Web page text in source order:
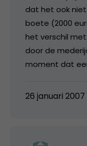
dat het ook
boete (2000
het verschil
door de
moment dat
26 januari 2007